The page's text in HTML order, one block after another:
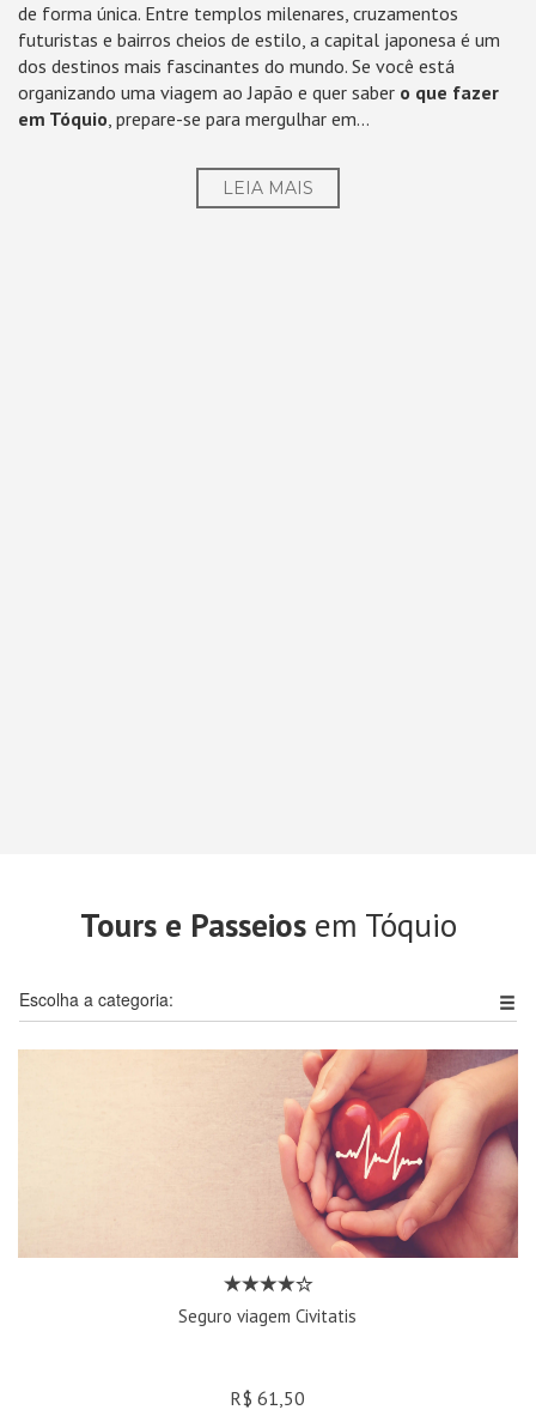
de forma única. Entre templos milenares, cruzamentos
futuristas e bairros cheios de estilo, a capital japonesa é um
dos destinos mais fascinantes do mundo. Se você está
organizando uma viagem ao Japão e quer saber o que fazer
em Tóquio, prepare-se para mergulhar em...
LEIA MAIS
Tours e Passeiosem Tóquio
Escolha a categoria:
Seguro viagem Civitatis
R$ 61,50